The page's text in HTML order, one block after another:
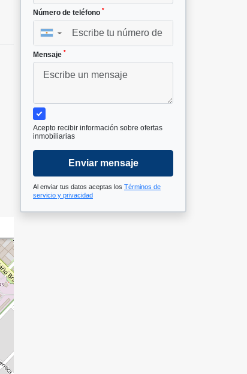
Número de teléfono *
▼
Mensaje *
Acepto recibir información sobre ofertas
inmobiliarias
Enviar mensaje
Al enviar tus datos aceptas los Términos de
servicio y privacidad